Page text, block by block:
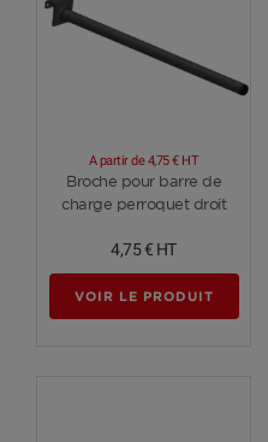
Voir plus
Broche pour barre de
charge perroquet droit
A partir de4,75 € HT
4,75 € HT
VOIR LE PRODUIT